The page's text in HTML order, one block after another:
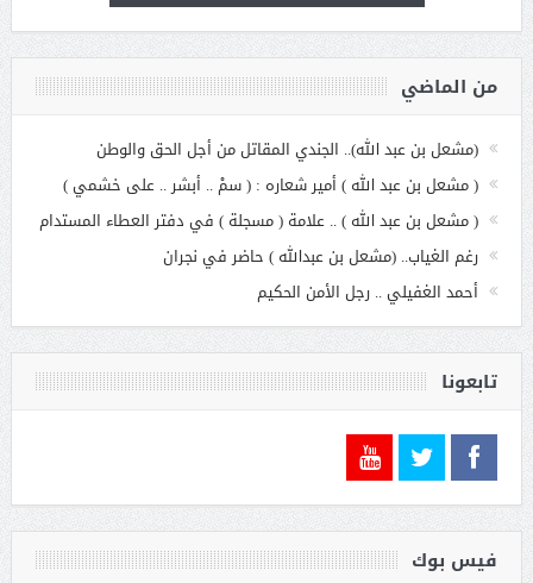
من الماضي
(مشعل بن عبد الله).. الجندي المقاتل من أجل الحق والوطن
( مشعل بن عبد الله ) أمير شعاره : ( سمْ .. أبشر .. على خشمي )
( مشعل بن عبد الله ) .. علامة ( مسجلة ) في دفتر العطاء المستدام
رغم الغياب.. (مشعل بن عبدالله ) حاضر في نجران
أحمد الغفيلي .. رجل الأمن الحكيم
تابعونا
فيس بوك